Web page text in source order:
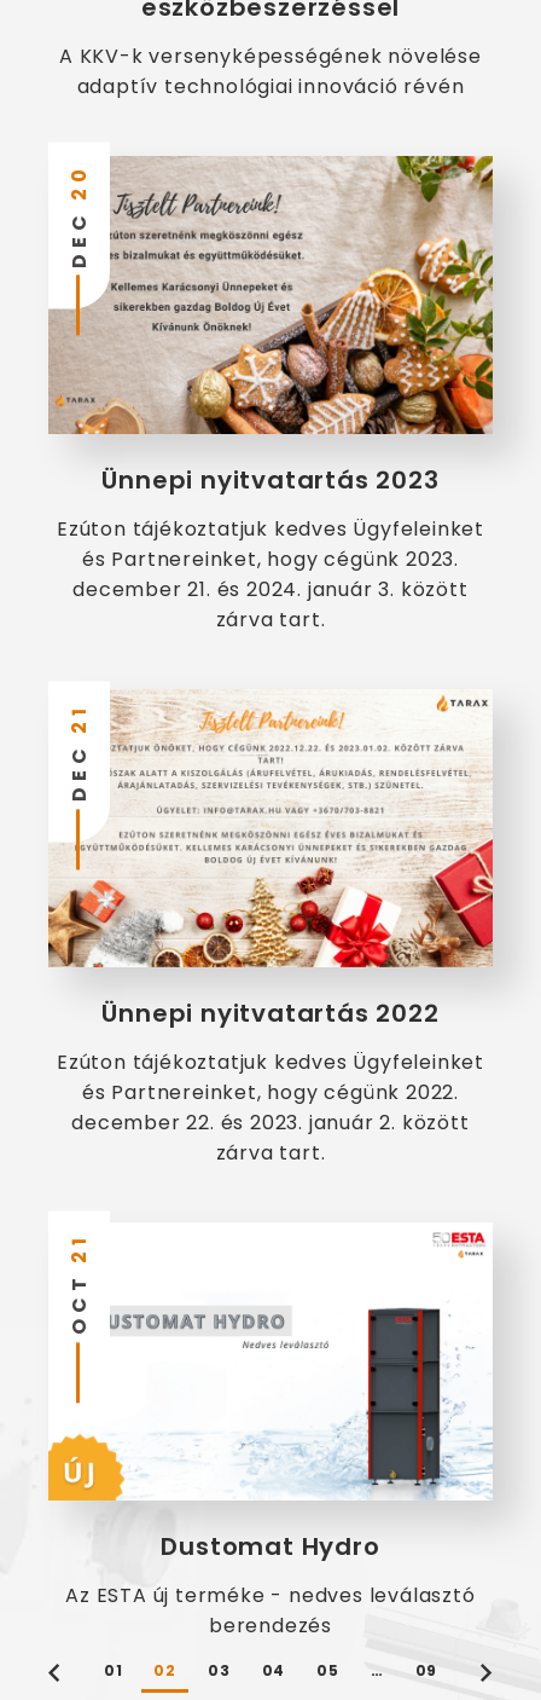
A KKV-k versenyképességének növelése
adaptív technológiai innováció révén
DEC
20
Ünnepi nyitvatartás 2023
Ezúton tájékoztatjuk kedves Ügyfeleinket
és Partnereinket, hogy cégünk 2023.
december 21. és 2024. január 3. között
zárva tart.
DEC
21
Ünnepi nyitvatartás 2022
Ezúton tájékoztatjuk kedves Ügyfeleinket
és Partnereinket, hogy cégünk 2022.
december 22. és 2023. január 2. között
zárva tart.
OCT
21
Dustomat Hydro
Az ESTA új terméke - nedves leválasztó
berendezés
01 02 03 04 05 … 09